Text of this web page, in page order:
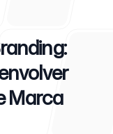
Marca